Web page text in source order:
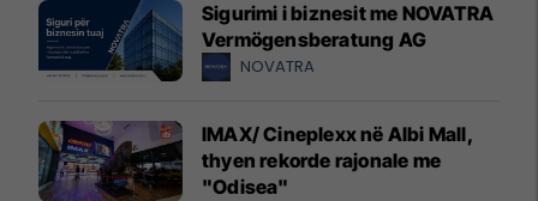
Sigurimi i biznesit me NOVATRA
Vermögensberatung AG
NOVATRA
IMAX/ Cineplexx në Albi Mall,
thyen rekorde rajonale me
"Odisea"